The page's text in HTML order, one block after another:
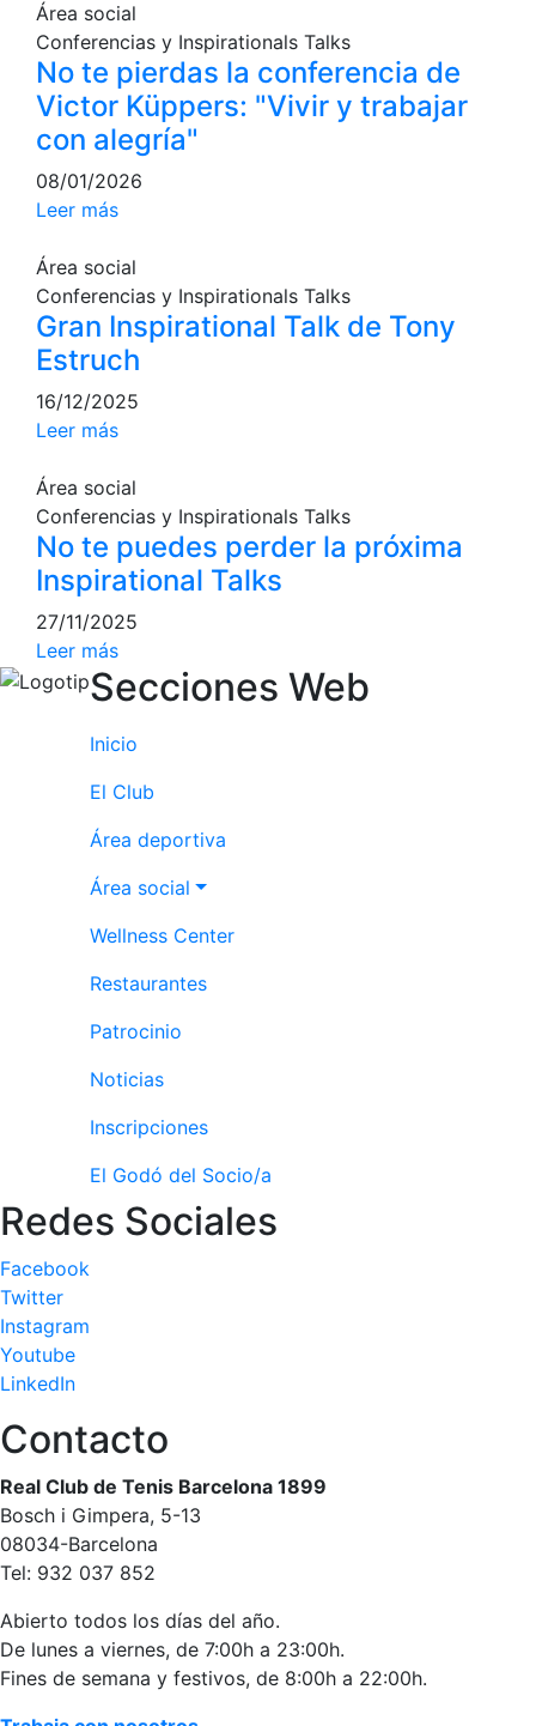
Servicio de
fisiosalud
Entrenamientos
personales
Actividades
dirigidas
Piscina
Normativa
Restaurantes
Restaurante
El Snack
Chill Out
Bar Piscina
Patrocinio
Patrocinadores
Publicidad en
la Revista
Ventajas
¿Quieres ser
Patrocinador
del Club?
Noticias
Área social
Conferencias y Inspirationals Talks
No te pierdas la conferencia de
Victor Küppers: "Vivir y trabajar
con alegría"
08/01/2026
Leer más
Área social
Conferencias y Inspirationals Talks
Gran Inspirational Talk de Tony
Estruch
16/12/2025
Leer más
Área social
Conferencias y Inspirationals Talks
No te puedes perder la próxima
Inspirational Talks
27/11/2025
Leer más
Secciones Web
Inicio
El Club
Área deportiva
Área social
Wellness Center
Restaurantes
Patrocinio
Noticias
Inscripciones
El Godó del Socio/a
Redes Sociales
Facebook
Twitter
Instagram
Youtube
LinkedIn
Contacto
Real Club de Tenis Barcelona 1899
Bosch i Gimpera, 5-13
08034-Barcelona
Tel: 932 037 852
Abierto todos los días del año.
De lunes a viernes, de 7:00h a 23:00h.
Fines de semana y festivos, de 8:00h a 22:00h.